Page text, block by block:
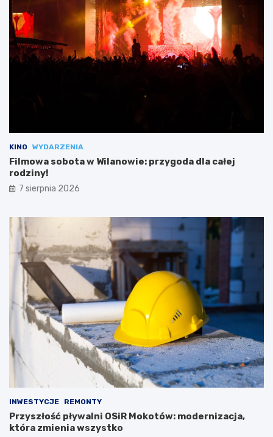
KINO WYDARZENIA
Filmowa sobota w Wilanowie: przygoda dla całej
rodziny!
7 sierpnia 2026
INWESTYCJE REMONTY
Przyszłość pływalni OSiR Mokotów: modernizacja,
która zmienia wszystko